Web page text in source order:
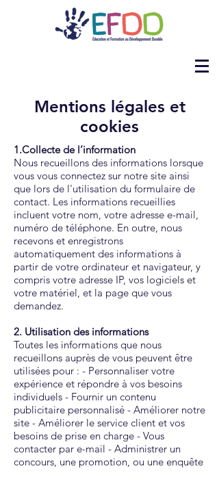
Mentions légales et
cookies
1.Collecte de l’information
Nous recueillons des informations lorsque
vous vous connectez sur notre site ainsi
que lors de l'utilisation du formulaire de
contact. Les informations recueillies
incluent votre nom, votre adresse e-mail,
numéro de téléphone. En outre, nous
recevons et enregistrons
automatiquement des informations à
partir de votre ordinateur et navigateur, y
compris votre adresse IP, vos logiciels et
votre matériel, et la page que vous
demandez.
2. Utilisation des informations
Toutes les informations que nous
recueillons auprès de vous peuvent être
utilisées pour : - Personnaliser votre
expérience et répondre à vos besoins
individuels - Fournir un contenu
publicitaire personnalisé - Améliorer notre
site - Améliorer le service client et vos
besoins de prise en charge - Vous
contacter par e-mail - Administrer un
concours, une promotion, ou une enquête